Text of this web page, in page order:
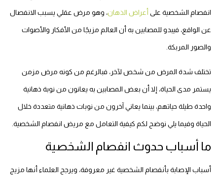
انفصام الشخصية على أعراض الذهان، وهو مرض عقلي يسبب الانفصال
عن الواقع، فيبدو للمصابين به أن العالم مزيجًا من الأفكار والأصوات
والصور المربكة.
تختلف شدة المرض من شخص لآخر، فبالرغم من كونه مرض مزمن
يستمر مدى الحياة، إلا أن بعض المصابين به يعانون من نوبة ذهانية
واحدة طيلة حياتهم، بينما يعاني آخرون من نوبات ذهانية متعددة خلال
الحياة وفيما يلي نوضح لكم كيفية التعامل مع مريض انفصام الشخصية.
ما أسباب حدوث انفصام الشخصية
أسباب الإصابة بأنفصام الشخصية غير معروفة، ويرجح العلماء أنها مزيج